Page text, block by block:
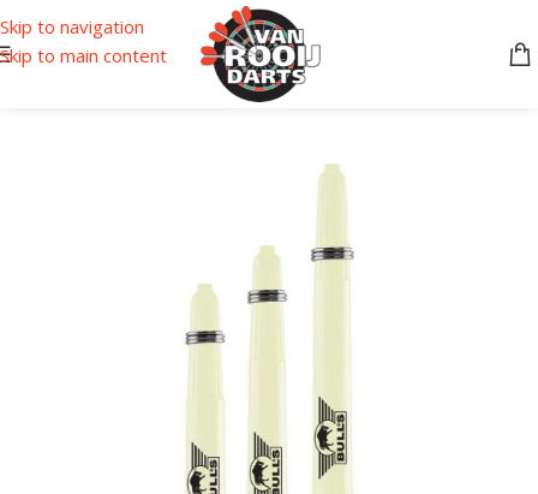
Skip to navigation
Skip to main content